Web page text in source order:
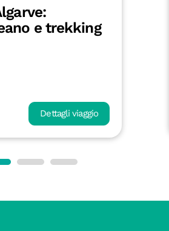
e trekking
Dettagli viaggio